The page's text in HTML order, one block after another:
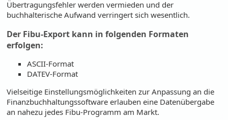
Übertragungsfehler werden vermieden und der
buchhalterische Aufwand verringert sich wesentlich.
Der Fibu-Export kann in folgenden Formaten
erfolgen:
ASCII-Format
DATEV-Format
Vielseitige Einstellungsmöglichkeiten zur Anpassung an die
Finanzbuchhaltungssoftware erlauben eine Datenübergabe
an nahezu jedes Fibu-Programm am Markt.